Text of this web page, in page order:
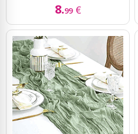
8.99 €